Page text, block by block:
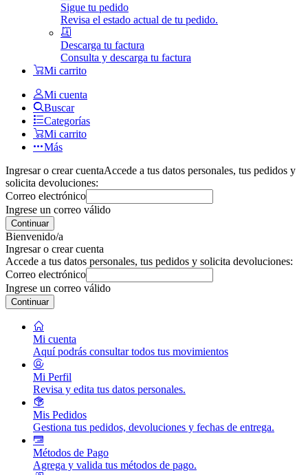
Sigue tu pedido
Revisa el estado actual de tu pedido.
Descarga tu factura
Consulta y descarga tu factura
Mi carrito
Mi cuenta
Buscar
Categorías
Mi carrito
Más
Ingresar o crear cuentaAccede a tus datos personales, tus pedidos y
solicita devoluciones:
Correo electrónico
Ingrese un correo válido
Continuar
Bienvenido/a
Ingresar o crear cuenta
Accede a tus datos personales, tus pedidos y solicita devoluciones:
Correo electrónico
Ingrese un correo válido
Continuar
Mi cuenta
Aquí podrás consultar todos tus movimientos
Mi Perfil
Revisa y edita tus datos personales.
Mis Pedidos
Gestiona tus pedidos, devoluciones y fechas de entrega.
Métodos de Pago
Agrega y valida tus métodos de pago.